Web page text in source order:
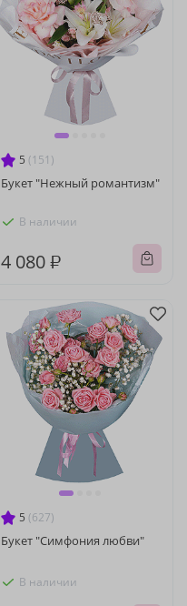
5 (151)
Букет "Нежный романтизм"
В наличии
4 080 ₽
5 (627)
Букет "Симфония любви"
В наличии